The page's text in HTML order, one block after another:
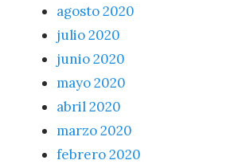
agosto 2020
julio 2020
junio 2020
mayo 2020
abril 2020
marzo 2020
febrero 2020